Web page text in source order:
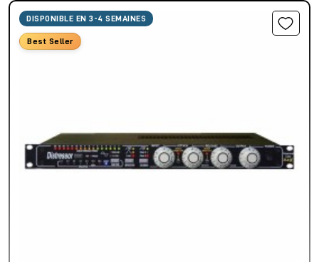
DISPONIBLE EN 3-4 SEMAINES
Best Seller